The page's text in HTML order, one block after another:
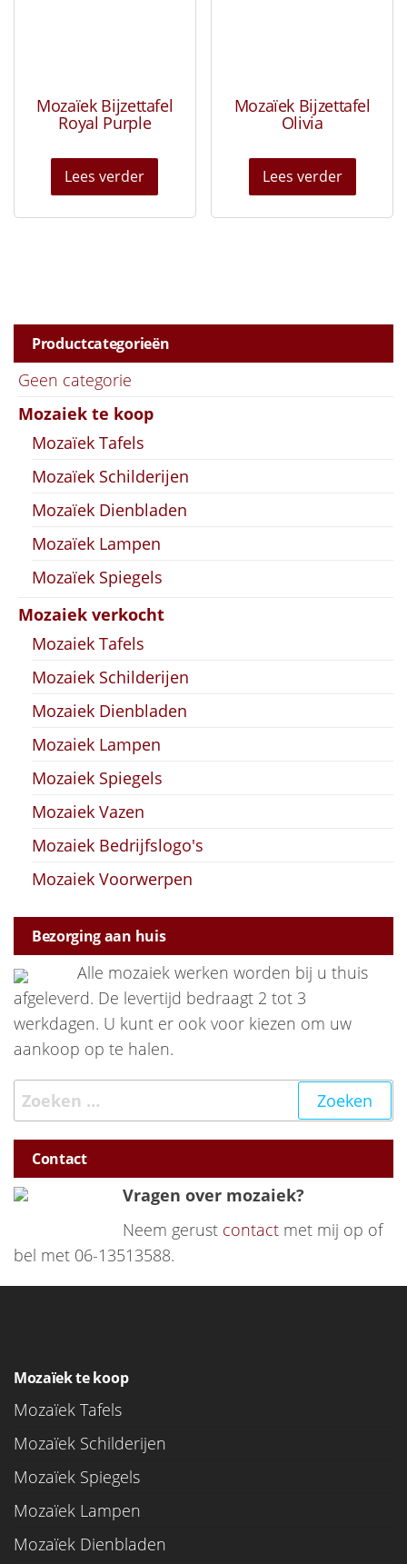
Mozaïek Bijzettafel
Royal Purple
Lees verder
Mozaïek Bijzettafel
Olivia
Lees verder
Productcategorieën
Geen categorie
Mozaiek te koop
Mozaïek Tafels
Mozaïek Schilderijen
Mozaïek Dienbladen
Mozaïek Lampen
Mozaïek Spiegels
Mozaiek verkocht
Mozaiek Tafels
Mozaiek Schilderijen
Mozaiek Dienbladen
Mozaiek Lampen
Mozaiek Spiegels
Mozaiek Vazen
Mozaiek Bedrijfslogo's
Mozaiek Voorwerpen
Bezorging aan huis
Alle mozaiek werken worden bij u thuis
afgeleverd. De levertijd bedraagt 2 tot 3
werkdagen. U kunt er ook voor kiezen om uw
aankoop op te halen.
Zoeken naar:
Contact
Vragen over mozaiek?
Neem gerust contact met mij op of
bel met 06-13513588.
Mozaïek te koop
Mozaïek Tafels
Mozaïek Schilderijen
Mozaïek Spiegels
Mozaïek Lampen
Mozaïek Dienbladen